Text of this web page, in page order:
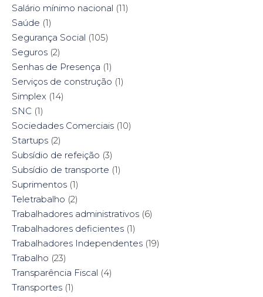
Salário mínimo nacional (11)
Saúde (1)
Segurança Social (105)
Seguros (2)
Senhas de Presença (1)
Serviços de construção (1)
Simplex (14)
SNC (1)
Sociedades Comerciais (10)
Startups (2)
Subsídio de refeição (3)
Subsídio de transporte (1)
Suprimentos (1)
Teletrabalho (2)
Trabalhadores administrativos (6)
Trabalhadores deficientes (1)
Trabalhadores Independentes (19)
Trabalho (23)
Transparência Fiscal (4)
Transportes (1)